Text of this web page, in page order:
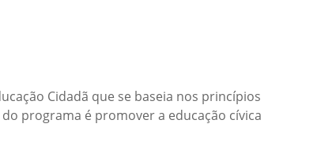
Cidadã que se baseia nos princípios
programa é promover a educação cívica